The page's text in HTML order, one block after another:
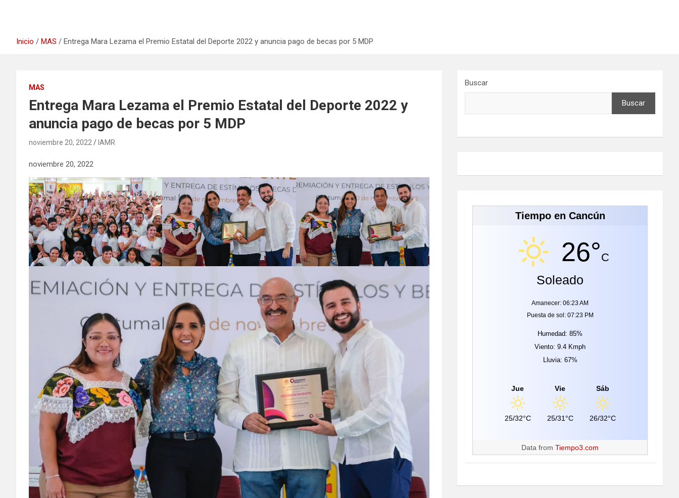
Inicio MAS Entrega Mara Lezama el Premio Estatal del Deporte 2022 y anuncia pago de becas por 5 MDP
MAS
Entrega Mara Lezama el Premio Estatal del Deporte 2022 y
anuncia pago de becas por 5 MDP
noviembre 20, 2022 IAMR
noviembre 20, 2022
Buscar
Buscar
Tiempo en Cancún
26°C
Soleado
Amanecer: 06:23 AM
Puesta de sol: 07:23 PM
Humedad: 85%
Viento: 9.4 Kmph
Lluvia: 67%
Jue
25/32°C
Vie
25/31°C
Sáb
26/32°C
Data fromTiempo3.com